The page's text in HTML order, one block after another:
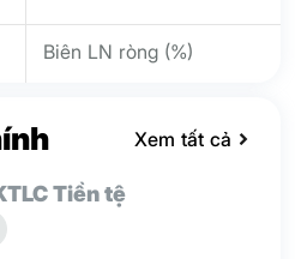
Biên LN ròng (%)
Xem tất cả
LC Tiền tệ